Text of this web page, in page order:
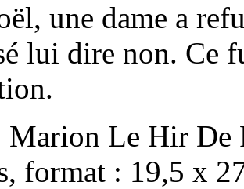
une dame a
lui dire non. Ce
Marion Le Hir De
format : 19,5 x